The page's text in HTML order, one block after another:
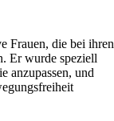
Frauen, die bei ihren
Er wurde speziell
anzupassen, und